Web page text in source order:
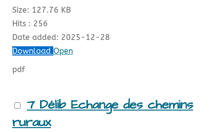
Size: 127.76 KB
Hits : 256
Date added: 2025-12-28
Download Open
pdf
7 Délib Echange des chemins
ruraux